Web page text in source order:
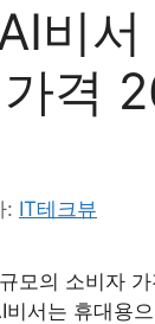
비
격
: IT테크뷰
모의 소비자
비서는 휴대용